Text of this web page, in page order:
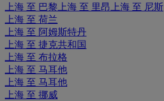
上海 至 巴黎 上海 至 里昂 上海 至 尼斯
上海 至 荷兰
上海 至 阿姆斯特丹
上海 至 捷克共和国
上海 至 布拉格
上海 至 马耳他
上海 至 马耳他
上海 至 挪威